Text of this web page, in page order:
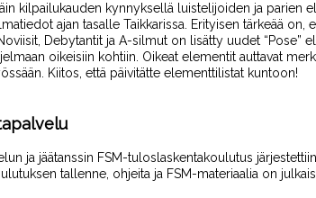
kilpailukauden kynnyksellä luistelijoiden ja parien
ajan tasalle Taikkarissa
Erityisen tärkeää on,
Debytantit ja A-silmut on lisätty uudet “Pose”
lmaan oikeisiin kohtiin Oikeat elementit auttavat
Kiitos, että päivitätte elementtilistat kuntoon!
ja jäätanssin FSM-tuloslaskentakoulutus järjestettiin
tallenne, ohjeita ja FSM-materiaalia on